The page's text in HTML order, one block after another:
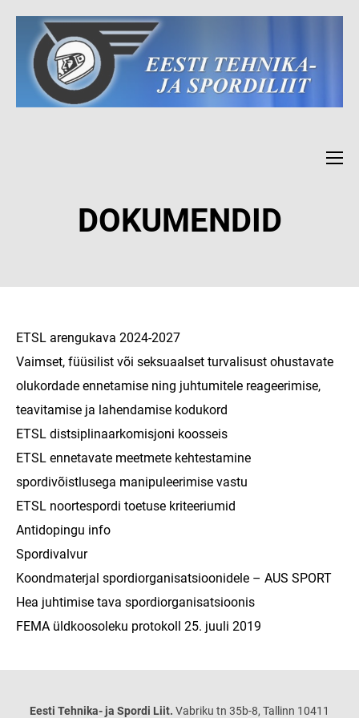
DOKUMENDID
ETSL arengukava 2024-2027
Vaimset, füüsilist või seksuaalset turvalisust ohustavate
olukordade ennetamise ning juhtumitele reageerimise,
teavitamise ja lahendamise kodukord
ETSL distsiplinaarkomisjoni koosseis
ETSL ennetavate meetmete kehtestamine
spordivõistlusega manipuleerimise vastu
ETSL noortespordi toetuse kriteeriumid
Antidopingu info
Spordivalvur
Koondmaterjal spordiorganisatsioonidele – AUS SPORT
Hea juhtimise tava spordiorganisatsioonis
FEMA üldkoosoleku protokoll 25. juuli 2019
Eesti Tehnika- ja Spordi Liit. Vabriku tn 35b-8, Tallinn 10411